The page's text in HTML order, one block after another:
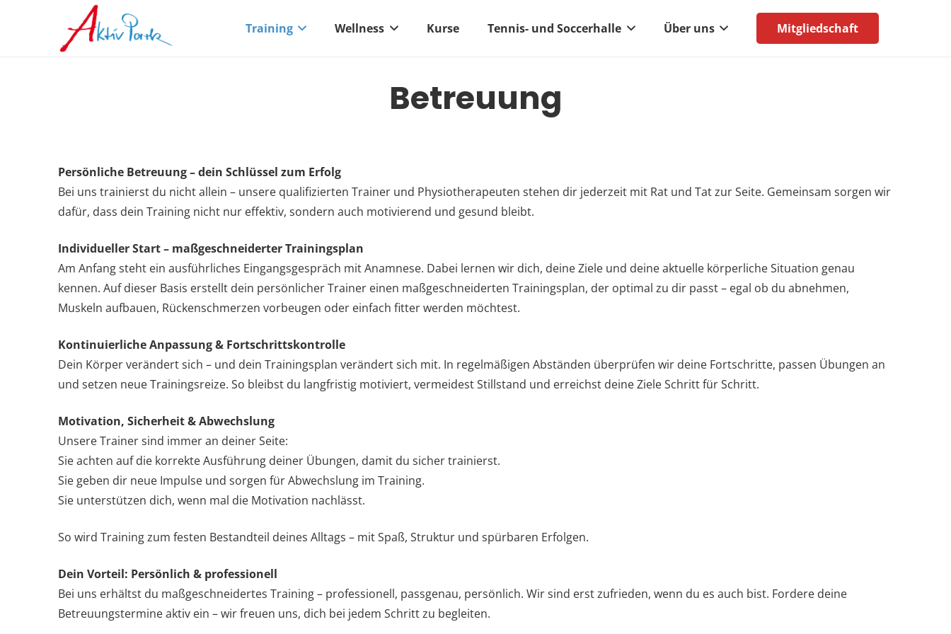
Training Wellness Kurse Tennis- und Soccerhalle Über uns Mitgliedschaft
Betreuung
Persönliche Betreuung – dein Schlüssel zum Erfolg
Bei uns trainierst du nicht allein – unsere qualifizierten Trainer und Physiotherapeuten stehen dir jederzeit mit Rat und Tat zur Seite. Gemeinsam sorgen wir
dafür, dass dein Training nicht nur effektiv, sondern auch motivierend und gesund bleibt.
Individueller Start – maßgeschneiderter Trainingsplan
Am Anfang steht ein ausführliches Eingangsgespräch mit Anamnese. Dabei lernen wir dich, deine Ziele und deine aktuelle körperliche Situation genau
kennen. Auf dieser Basis erstellt dein persönlicher Trainer einen maßgeschneiderten Trainingsplan, der optimal zu dir passt – egal ob du abnehmen,
Muskeln aufbauen, Rückenschmerzen vorbeugen oder einfach fitter werden möchtest.
Kontinuierliche Anpassung & Fortschrittskontrolle
Dein Körper verändert sich – und dein Trainingsplan verändert sich mit. In regelmäßigen Abständen überprüfen wir deine Fortschritte, passen Übungen an
und setzen neue Trainingsreize. So bleibst du langfristig motiviert, vermeidest Stillstand und erreichst deine Ziele Schritt für Schritt.
Motivation, Sicherheit & Abwechslung
Unsere Trainer sind immer an deiner Seite:
Sie achten auf die korrekte Ausführung deiner Übungen, damit du sicher trainierst.
Sie geben dir neue Impulse und sorgen für Abwechslung im Training.
Sie unterstützen dich, wenn mal die Motivation nachlässt.
So wird Training zum festen Bestandteil deines Alltags – mit Spaß, Struktur und spürbaren Erfolgen.
Dein Vorteil: Persönlich & professionell
Bei uns erhältst du maßgeschneidertes Training – professionell, passgenau, persönlich. Wir sind erst zufrieden, wenn du es auch bist. Fordere deine
Betreuungstermine aktiv ein – wir freuen uns, dich bei jedem Schritt zu begleiten.